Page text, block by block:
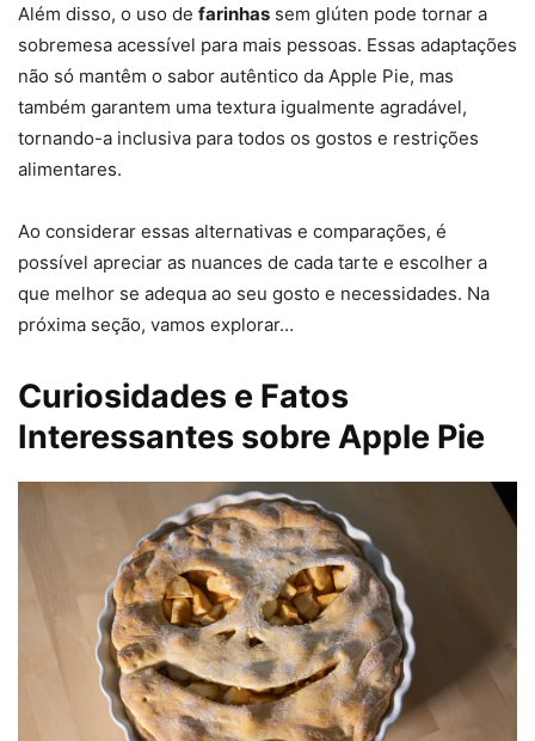
Além disso, o uso de farinhas sem glúten pode tornar a
sobremesa acessível para mais pessoas. Essas adaptações
não só mantêm o sabor autêntico da Apple Pie, mas
também garantem uma textura igualmente agradável,
tornando-a inclusiva para todos os gostos e restrições
alimentares.
Ao considerar essas alternativas e comparações, é
possível apreciar as nuances de cada tarte e escolher a
que melhor se adequa ao seu gosto e necessidades. Na
próxima seção, vamos explorar…
Curiosidades e Fatos
Interessantes sobre Apple Pie